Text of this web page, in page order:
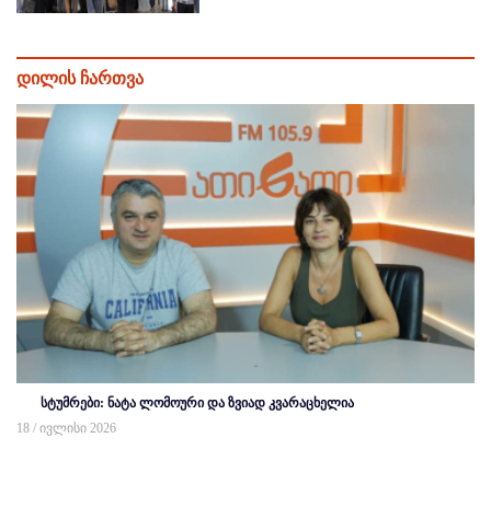
დილის ჩართვა
სტუმრები: ნატა ლომოური და ზვიად კვარაცხელია
18 / ივლისი 2026